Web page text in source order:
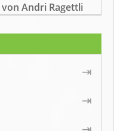
Andri Ragettli
Sie Ihren Kopf
Spiel:
⇥
⇥